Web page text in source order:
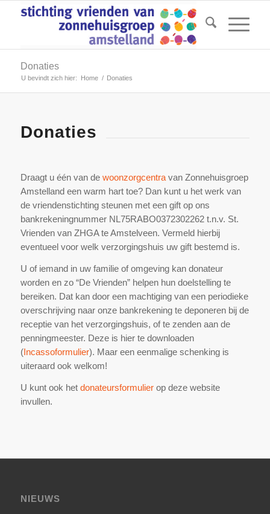
Donaties
U bevindt zich hier: Home / Donaties
Donaties
Draagt u één van de woonzorgcentravan Zonnehuisgroep
Amstelland een warm hart toe? Dan kunt u het werk van
de vriendenstichting steunen met een gift op ons
bankrekeningnummer NL75RABO0372302262 t.n.v. St.
Vrienden van ZHGA te Amstelveen. Vermeld hierbij
eventueel voor welk verzorgingshuis uw gift bestemd is.
U of iemand in uw familie of omgeving kan donateur
worden en zo “De Vrienden” helpen hun doelstelling te
bereiken. Dat kan door een machtiging van een periodieke
overschrijving naar onze bankrekening te deponeren bij de
receptie van het verzorgingshuis, of te zenden aan de
penningmeester. Deze is hier te downloaden
(Incassoformulier). Maar een eenmalige schenking is
uiteraard ook welkom!
U kunt ook het donateursformulierop deze website
invullen.
NIEUWS